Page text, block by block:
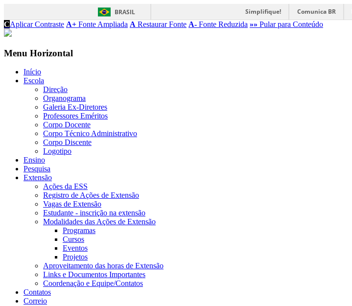
BRASIL Simplifique! Comunica BR
CAplicar Contraste A+ Fonte Ampliada A Restaurar Fonte A- Fonte Reduzida »» Pular para Conteúdo
Menu Horizontal
Início
Escola
Direção
Organograma
Galeria Ex-Diretores
Professores Eméritos
Corpo Docente
Corpo Técnico Administrativo
Corpo Discente
Logotipo
Ensino
Pesquisa
Extensão
Ações da ESS
Registro de Ações de Extensão
Vagas de Extensão
Estudante - inscrição na extensão
Modalidades das Ações de Extensão
Programas
Cursos
Eventos
Projetos
Aproveitamento das horas de Extensão
Links e Documentos Importantes
Coordenação e Equipe/Contatos
Contatos
Correio